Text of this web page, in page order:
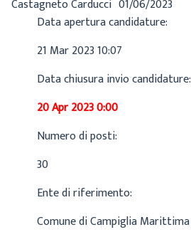
Castagneto Carducci 01/06/2023
Data apertura candidature:
21 Mar 2023 10:07
Data chiusura invio candidature:
20 Apr 2023 0:00
Numero di posti:
30
Ente di riferimento:
Comune di Campiglia Marittima